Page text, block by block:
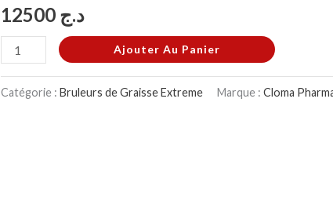
د.ج
Ajouter Au Panier
Catégorie : Bruleurs de Graisse Extreme Marque : Cloma